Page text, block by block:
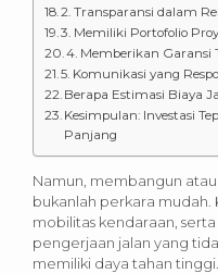
2. Transparansi dalam
3. Memiliki Portofolio
4. Memberikan Garansi
5. Komunikasi yang
Berapa Estimasi Biaya
Kesimpulan: Investasi
Panjang
Namun, membangun
bukanlah perkara mudah.
mobilitas kendaraan,
pengerjaan jalan yang
memiliki daya tahan